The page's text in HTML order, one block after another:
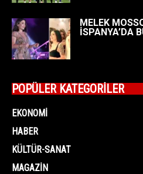
MELEK
İSPANYA’DA
POPÜLER KATEGORİLER
EKONOMI
HABER
KÜLTÜR-SANAT
MAGAZIN